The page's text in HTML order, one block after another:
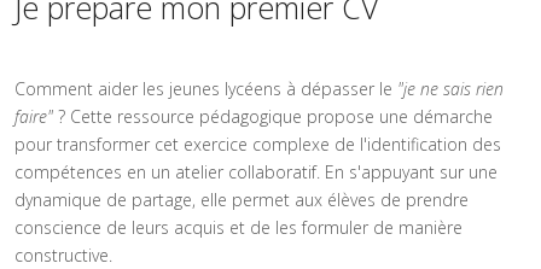
Comment aider les jeunes lycéens à dépasser le "je ne sais rien
faire" ? Cette ressource pédagogique propose une démarche
pour transformer cet exercice complexe de l'identification des
compétences en un atelier collaboratif. En s'appuyant sur une
dynamique de partage, elle permet aux élèves de prendre
conscience de leurs acquis et de les formuler de manière
constructive.